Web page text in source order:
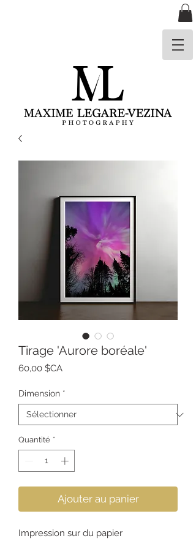
Tirage 'Aurore boréale'
60,00 $CAPrix
Dimension *
Quantité *
Ajouter au panier
Impression sur du papier